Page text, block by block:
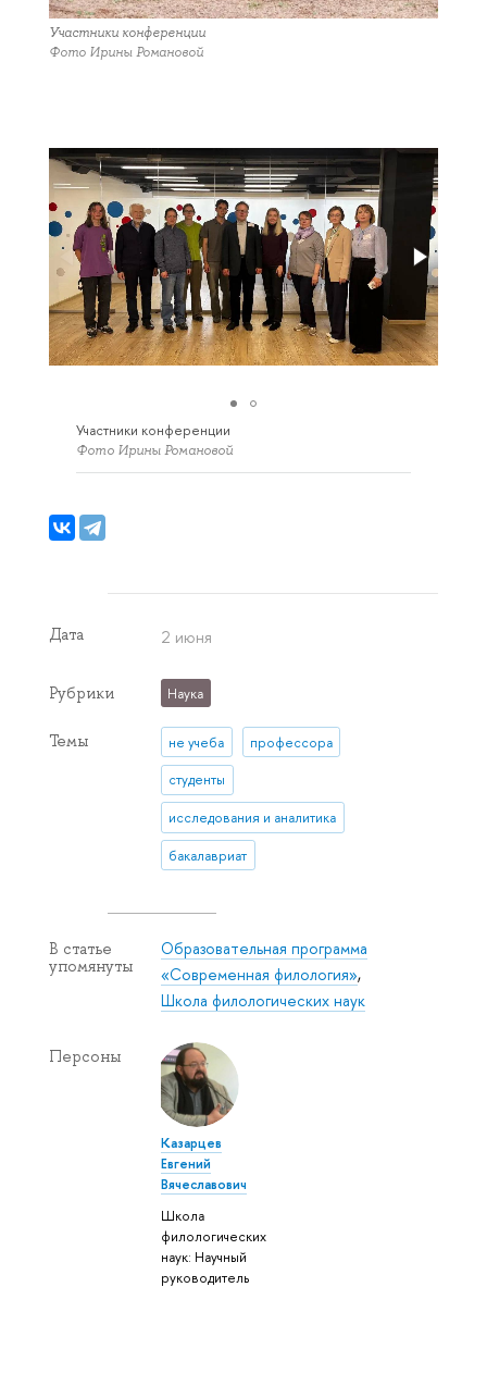
Участники конференции
Фото Ирины Романовой
Участники конференции
Фото Ирины Романовой
Дата 2 июня
Рубрики Наука
Темы не учеба профессора
студенты
исследования и аналитика
бакалавриат
В статье
упомянуты
Образовательная программа
«Современная филология»,
Школа филологических наук
Персоны
Казарцев
Евгений
Вячеславович
Школа
филологических
наук: Научный
руководитель